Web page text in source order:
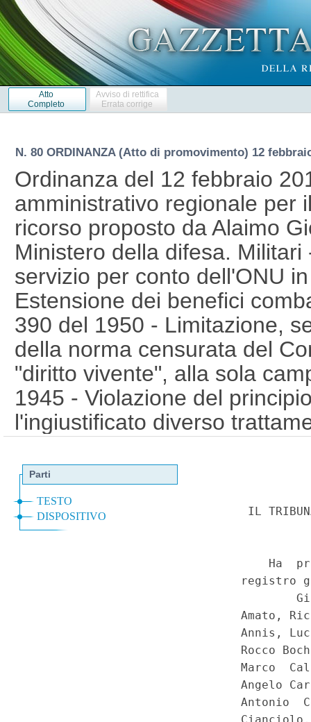
Atto
Completo
Avviso di rettifica
Errata corrige
N. 80 ORDINANZA (Atto di promovimento) 12
Ordinanza del 12 febbraio
amministrativo regionale per
ricorso proposto da Alaimo
Ministero della difesa.
servizio per conto dell'ONU
Estensione dei benefici
390 del 1950 - Limitazione,
della norma censurata del
"diritto vivente", alla sola
1945 - Violazione del
l'ingiustificato diverso
Costituzione, art. 3.
Corte Costituzionale n.19 del